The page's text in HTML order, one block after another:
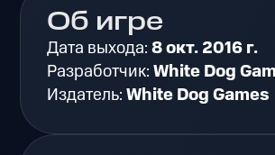
Об игре
Дата выхода:8 окт. 2016 г.
Разработчик:White Dog
Издатель:White Dog Games